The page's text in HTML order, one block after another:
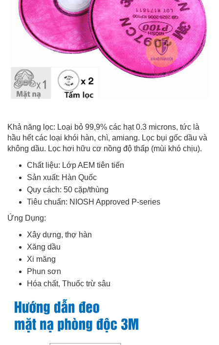
Khả năng lọc: Loại bỏ 99,9% các hạt 0.3 microns, tức là
hầu hết các loại khói hàn, chì, amiang. Lọc bụi gốc dầu và
không dầu. Lọc hơi hữu cơ nồng độ thấp (mùi khó chịu).
Chất liệu: Lớp AEM tiên tiến
Sản xuất: Hàn Quốc
Quy cách: 50 cặp/thùng
Tiêu chuẩn: NIOSH Approved P-series
Ứng Dụng:
Xây dựng, thợ hàn
Xăng dầu
Xi măng
Phun sơn
Hóa chất, Thuốc trừ sâu